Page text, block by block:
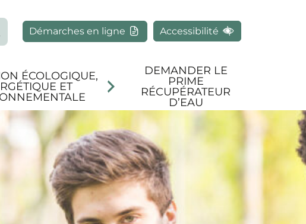
Rechercher
Démarches en ligne Accessibilité
ÉCOLOGIQUE,
ET
DEMANDER LE
PRIME
RÉCUPÉRATEUR
D’EAU